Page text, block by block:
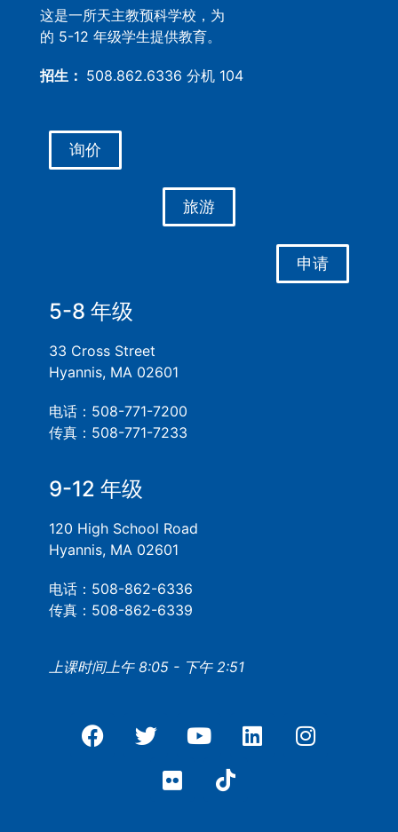
这是一所天主教预科学校，为
的 5-12 年级学生提供教育。
招生： 508.862.6336 分机 104
询价
旅游
申请
5-8 年级
33 Cross Street
Hyannis, MA 02601
电话：508-771-7200
传真：508-771-7233
9-12 年级
120 High School Road
Hyannis, MA 02601
电话：508-862-6336
传真：508-862-6339
上课时间上午 8:05 - 下午 2:51